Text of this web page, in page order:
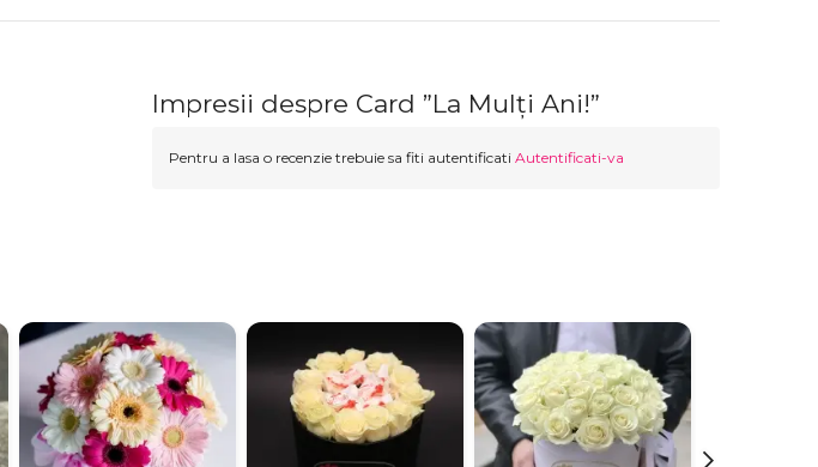
Impresii despre Card ”La Mulți Ani!”
Pentru a lasa o recenzie trebuie sa fiti autentificati Autentificati-va